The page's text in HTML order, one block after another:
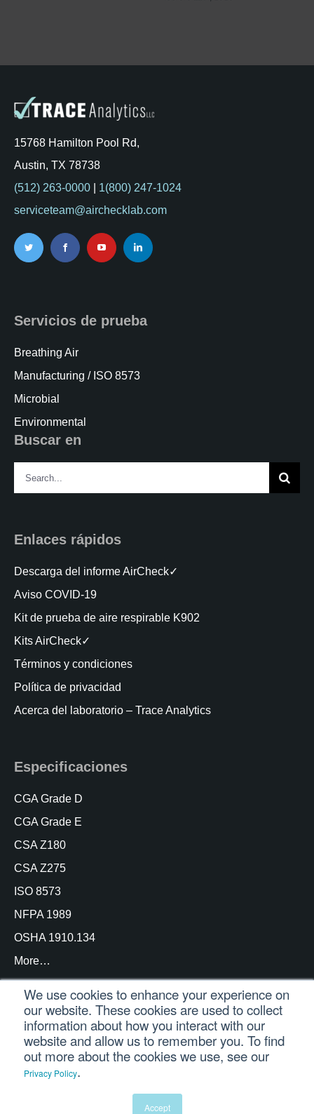
We use cookies to enhance your experience on
our website. These cookies are used to collect
information about how you interact with our
website and allow us to remember you. To find
out more about the cookies we use, see our
Privacy Policy.
Accept
15768 Hamilton Pool Rd,
Austin, TX 78738
(512) 263-0000| 1(800) 247-1024
serviceteam@airchecklab.com
Servicios de prueba
Breathing Air
Manufacturing / ISO 8573
Microbial
Environmental
Buscar en
Search
for:
Enlaces rápidos
Descarga del informe AirCheck✓
Aviso COVID-19
Kit de prueba de aire respirable K902
Kits AirCheck✓
Términos y condiciones
Política de privacidad
Acerca del laboratorio – Trace Analytics
Especificaciones
CGA Grade D
CGA Grade E
CSA Z180
CSA Z275
ISO 8573
NFPA 1989
OSHA 1910.134
More…
© Copyright Trace Analytics, LLC 2021 |Inicio de
sesión del cliente| Reservados todos los derechos
English